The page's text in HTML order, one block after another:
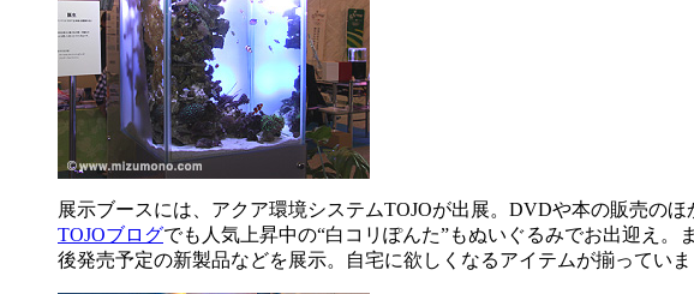
展示ブースには、アクア環境システムTOJOが出展。DVDや本の販売の
TOJOブログでも人気上昇中の“白コリぽんた”もぬいぐるみでお出迎え。ま
後発売予定の新製品などを展示。自宅に欲しくなるアイテムが揃っていま